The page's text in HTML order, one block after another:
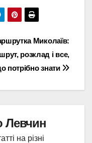
Миколаїв:
розклад і все,
потрібно знати
Левчин
на різні